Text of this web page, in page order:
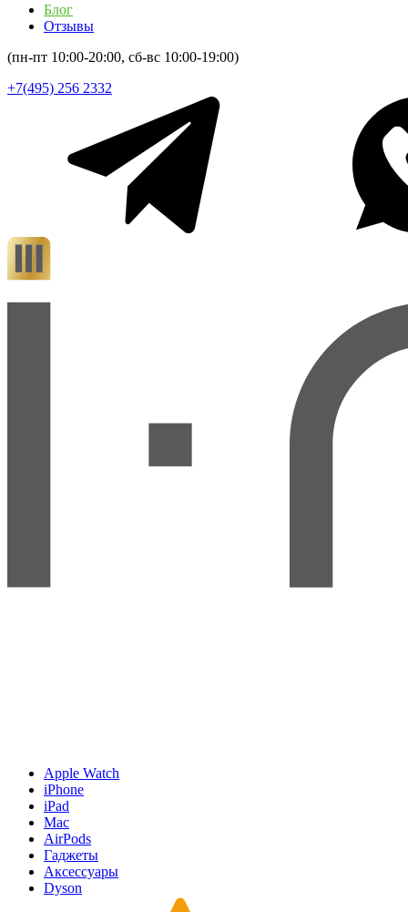
Блог
Отзывы
(пн-пт 10:00-20:00, сб-вс 10:00-19:00)
+7(495) 256 2332
Apple Watch
iPhone
iPad
Mac
AirPods
Гаджеты
Аксессуары
Dyson